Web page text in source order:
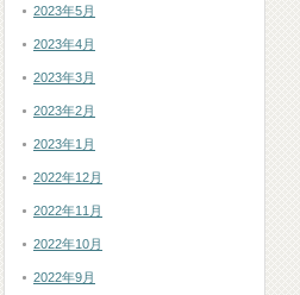
2023年5月
2023年4月
2023年3月
2023年2月
2023年1月
2022年12月
2022年11月
2022年10月
2022年9月